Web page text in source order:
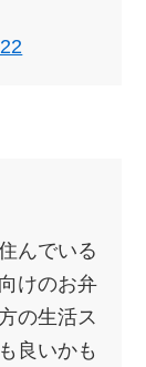
んでいる
けのお弁
の生活ス
良いかも